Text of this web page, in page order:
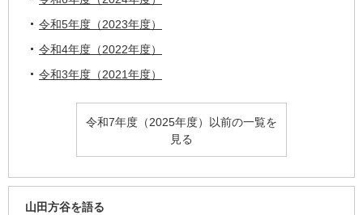
令和5年度（2023年度）
令和4年度（2022年度）
令和3年度（2021年度）
令和7年度（2025年度）以前の一覧を
見る
山田方谷を語る